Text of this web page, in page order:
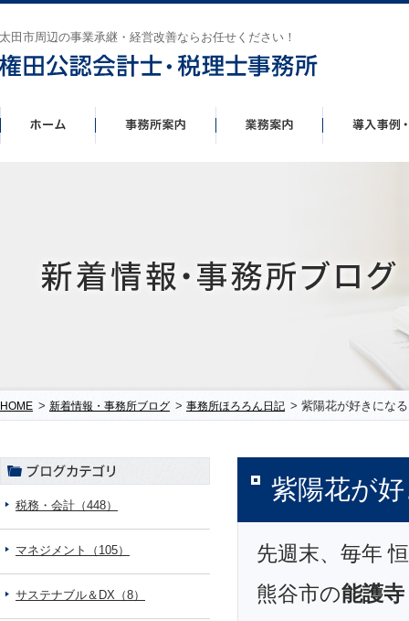
太田市周辺の事業承継・経営改善ならお任せください！
HOME > 新着情報・事務所ブログ > 事務所ほろろん日記 > 紫陽花が好きにな
紫陽花が
先週末、毎年
熊谷市の能護
税務・会計（448）
マネジメント（105）
サステナブル＆DX（8）